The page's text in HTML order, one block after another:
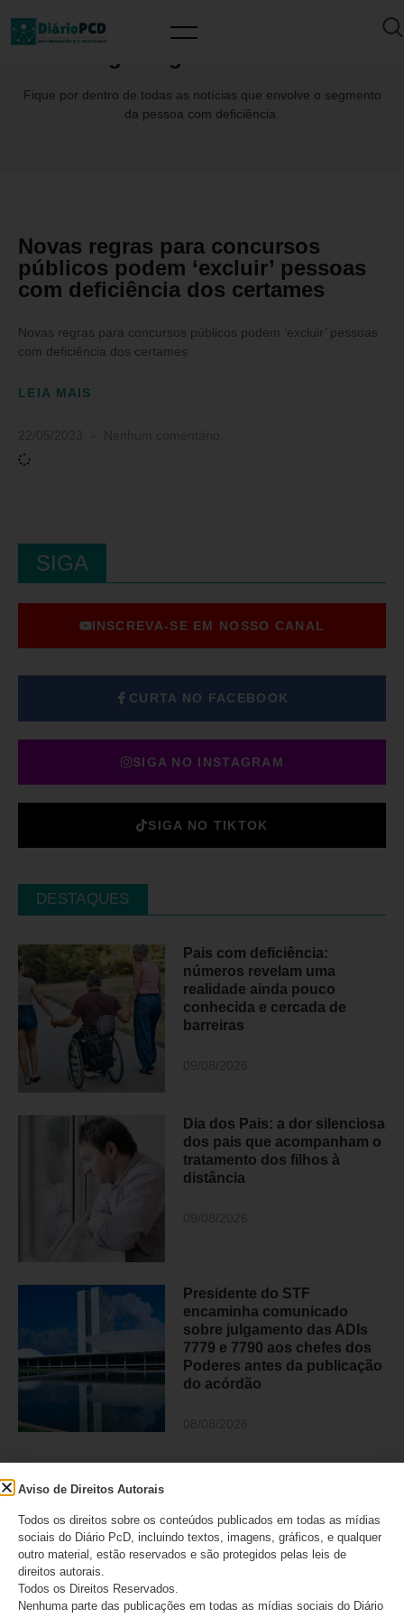
Fique por dentro de todas as notícias que envolve o segmento
da pessoa com deficiência.
Novas regras para concursos
públicos podem ‘excluir’ pessoas
com deficiência dos certames
Novas regras para concursos públicos podem ‘excluir’ pessoas
com deficiência dos certames
LEIA MAIS
SIGA
INSCREVA-SE EM NOSSO CANAL
CURTA NO FACEBOOK
SIGA NO INSTAGRAM
SIGA NO TIKTOK
DESTAQUES
Pais com deficiência:
números revelam uma
realidade ainda pouco
conhecida e cercada de
barreiras
Dia dos Pais: a dor silenciosa
dos pais que acompanham o
tratamento dos filhos à
distância
Presidente do STF
encaminha comunicado
sobre julgamento das ADIs
7779 e 7790 aos chefes dos
Poderes antes da publicação
do acórdão
CATEGORIAS
Acessibilidade
Artigo/Opinião
Atualidades
Aviso de Direitos Autorais
Todos os direitos sobre os conteúdos publicados em todas as mídias
sociais do Diário PcD, incluindo textos, imagens, gráficos, e qualquer
outro material, estão reservados e são protegidos pelas leis de
direitos autorais.
Todos os Direitos Reservados.
Nenhuma parte das publicações em todas as mídias sociais do Diário